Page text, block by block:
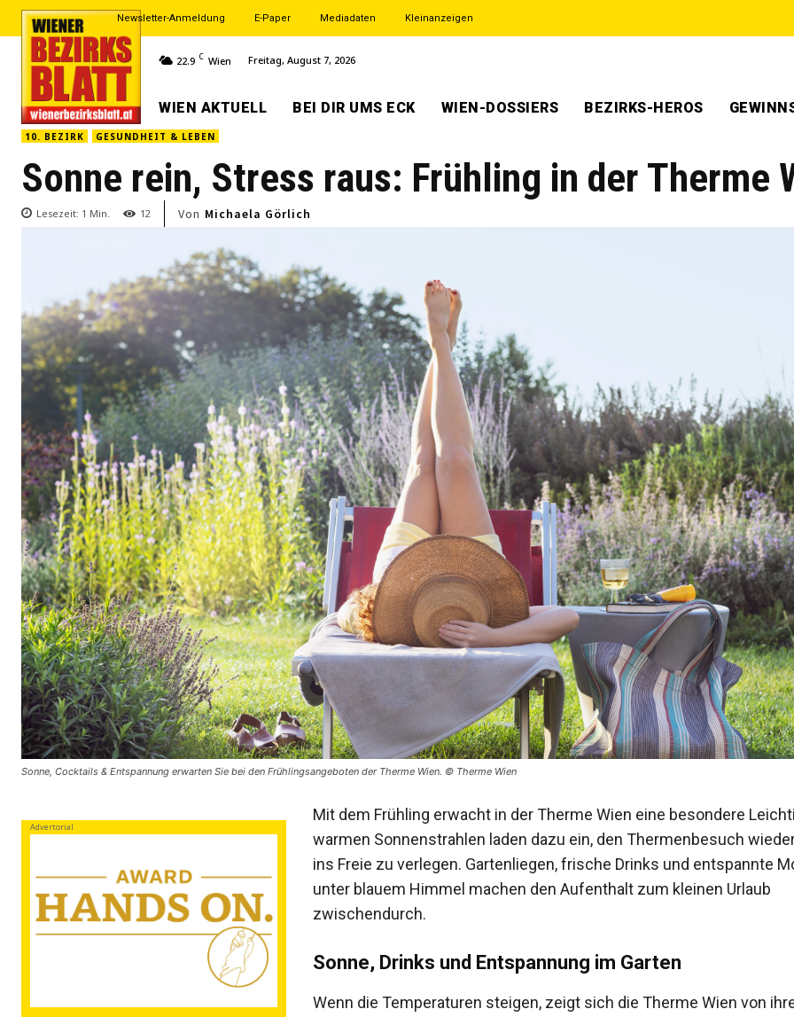
Newsletter-Anmeldung E-Paper Mediadaten Kleinanzeigen
22.9 C Wien Freitag, August 7, 2026
WIEN AKTUELL BEI DIR UMS ECK WIEN-DOSSIERS BEZIRKS-HEROS
10. BEZIRK GESUNDHEIT & LEBEN
Sonne rein, Stress raus: Frühling in der Therme
Lesezeit: 1 Min. 12 Von Michaela Görlich
Sonne, Cocktails & Entspannung erwarten Sie bei den Frühlingsangeboten der Therme Wien. © Therme Wien
Advertorial
Mit dem Frühling erwacht in der Therme Wien eine besondere
warmen Sonnenstrahlen laden dazu ein, den Thermenbesuch
ins Freie zu verlegen. Gartenliegen, frische Drinks und entspannte
unter blauem Himmel machen den Aufenthalt zum kleinen Urlaub
zwischendurch.
Sonne, Drinks und Entspannung im Garten
Wenn die Temperaturen steigen, zeigt sich die Therme Wien von